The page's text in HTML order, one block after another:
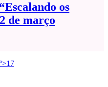
os
de março